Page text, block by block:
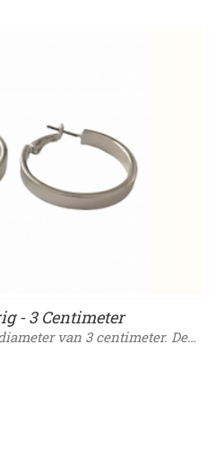
- 3 Centimeter
van 3 centimeter. De…